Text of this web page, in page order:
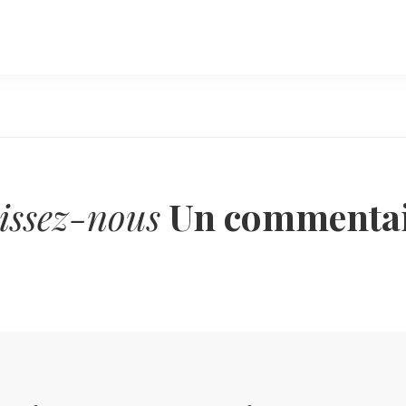
nousUn